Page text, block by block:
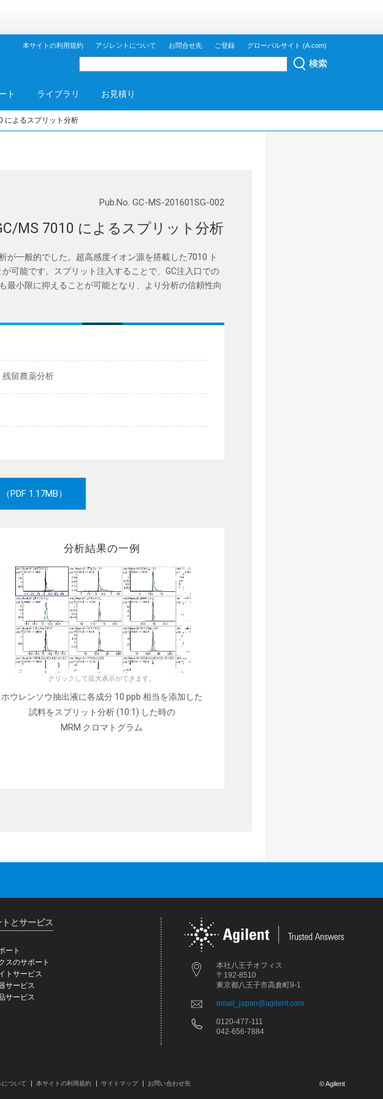
本サイトの利用規約 アジレントについて お問合せ先 ご登録 グローバルサイト (A.com)
ト ライブラリ お見積り
によるスプリット分析
Pub.No. GC-MS-201601SG-002
MS 7010 によるスプリット分析
が一般的でした。超高感度イオン源を搭載した7010 ト
可能です。スプリット注入することで、GC注入口での
小限に抑えることが可能となり、より分析の信頼性向
残留農薬分析
（PDF 1.17MB）
分析結果の一例
クリックして拡大表示ができます。
ホウレンソウ抽出液に各成分 10 ppb 相当を添加した
試料をスプリット分析 (10:1) した時の
MRM クロマトグラム
本社八王子オフィス
〒192-8510
東京都八王子市高倉町9-1
email_japan@agilent.com
0120-477-111
042-656-7884
とサービス
ート
スのサポート
トサービス
サービス
サービス
について 本サイトの利用規約 サイトマップ お問い合わせ先 © Agilent